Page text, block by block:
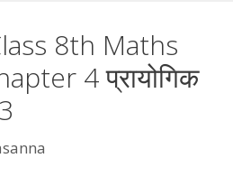
8th Maths
4 प्रायोगिक